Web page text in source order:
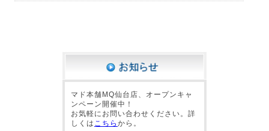
マド本舗MQ仙台店、オープンキャ
ンペーン開催中！
お気軽にお問い合わせください。詳
しくは こちら から。